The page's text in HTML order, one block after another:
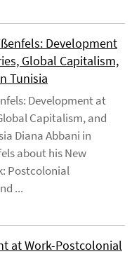
Development
Global Capitalism,
Tunisia
Development at
Capitalism, and
Diana Abbani in
about his New
Postcolonial
...
at Work-Postcolonial